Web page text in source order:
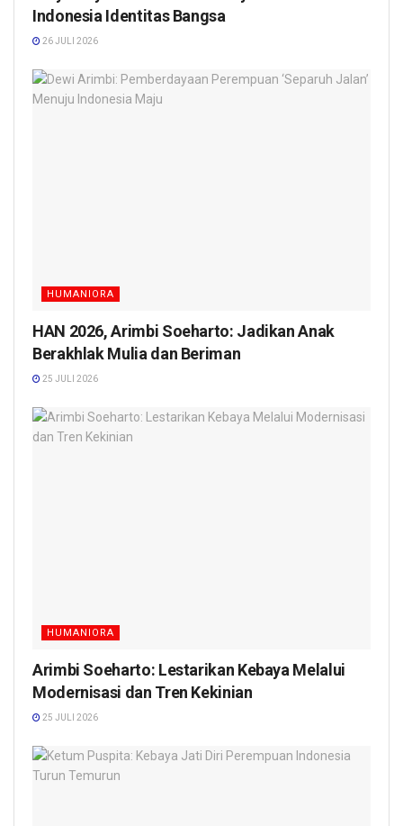
Indonesia Identitas Bangsa
26 JULI 2026
HUMANIORA
HAN 2026, Arimbi Soeharto: Jadikan Anak
Berakhlak Mulia dan Beriman
25 JULI 2026
HUMANIORA
Arimbi Soeharto: Lestarikan Kebaya Melalui
Modernisasi dan Tren Kekinian
25 JULI 2026